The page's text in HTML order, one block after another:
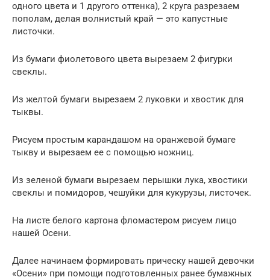
одного цвета и 1 другого оттенка), 2 круга разрезаем
пополам, делая волнистый край — это капустные
листочки.
Из бумаги фиолетового цвета вырезаем 2 фигурки
свеклы.
Из желтой бумаги вырезаем 2 луковки и хвостик для
тыквы.
Рисуем простым карандашом на оранжевой бумаге
тыкву и вырезаем ее с помощью ножниц.
Из зеленой бумаги вырезаем перышки лука, хвостики
свеклы и помидоров, чешуйки для кукурузы, листочек.
На листе белого картона фломастером рисуем лицо
нашей Осени.
Далее начинаем формировать прическу нашей девочки
«Осени» при помощи подготовленных ранее бумажных